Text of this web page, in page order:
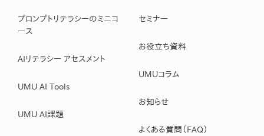
プロンプトリテラシーのミニコ
ース
AIリテラシー アセスメント
UMU AI Tools
UMU AI課題
セミナー
お役立ち資料
UMUコラム
お知らせ
よくある質問（FAQ）